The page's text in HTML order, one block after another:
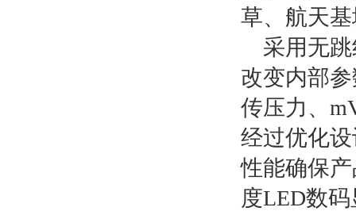
草、航天
采用无
改变内部
传压力、
经过优化
性能确保
度LED数